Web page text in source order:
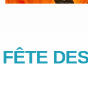
FÊTE